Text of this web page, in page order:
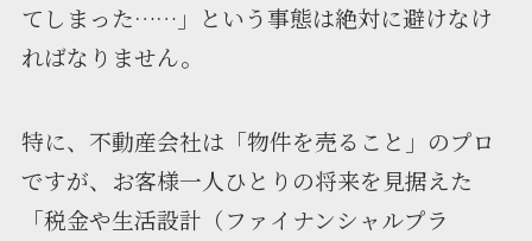
てしまった……」という事態は絶対に避けなけ
ればなりません。
特に、不動産会社は「物件を売ること」のプロ
ですが、お客様一人ひとりの将来を見据えた
「税金や生活設計（ファイナンシャルプラ